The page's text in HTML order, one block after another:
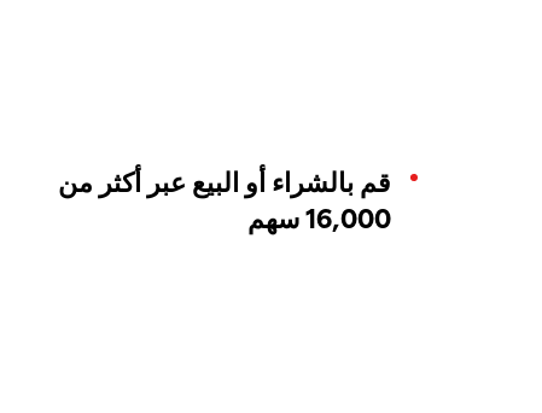
قم بالشراء أو البيع عبر أكثر من
16,000 سهم